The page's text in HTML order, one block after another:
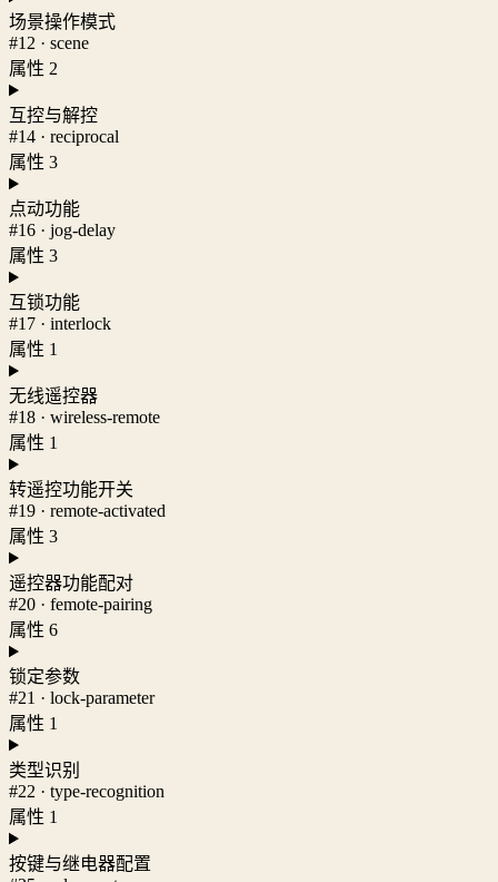
场景操作模式
#12 · scene
属性 2
互控与解控
#14 · reciprocal
属性 3
点动功能
#16 · jog-delay
属性 3
互锁功能
#17 · interlock
属性 1
无线遥控器
#18 · wireless-remote
属性 1
转遥控功能开关
#19 · remote-activated
属性 3
遥控器功能配对
#20 · femote-pairing
属性 6
锁定参数
#21 · lock-parameter
属性 1
类型识别
#22 · type-recognition
属性 1
按键与继电器配置